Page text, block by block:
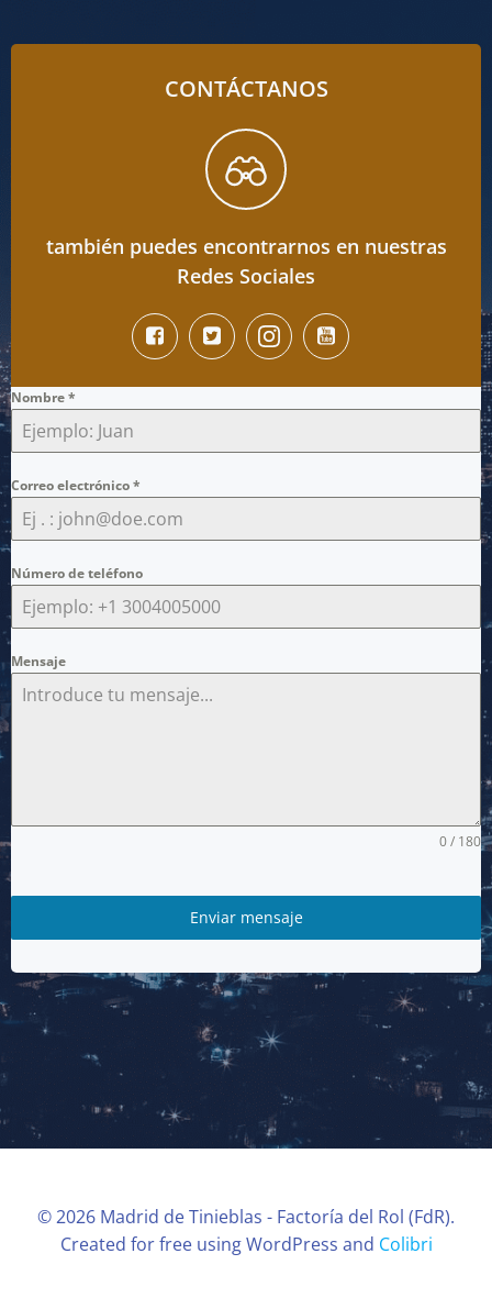
CONTÁCTANOS
también puedes encontrarnos en nuestras
Redes Sociales
Nombre*
Correo electrónico*
Número de teléfono
Mensaje
0 / 180
Enviar mensaje
© 2026 Madrid de Tinieblas - Factoría del Rol (FdR).
Created for free using WordPress and Colibri